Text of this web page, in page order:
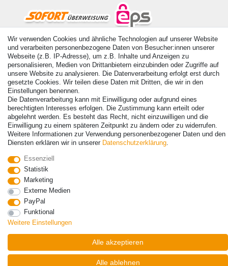
© Copyright 2026 | Alle Rechte vorbehalten. - Alle Rechte vorbehalten.
Preisangaben inkl. gesetzl. 19% MwSt. | Grundpreise siehe Artikeldetail | *Gilt für
Lieferungen nach Deutschland!
Vertrag widerrufen Kontakt
Wir verwenden Cookies und ähnliche Technologien auf unserer Website
und verarbeiten personenbezogene Daten von Besucher:innen unserer
Webseite (z.B. IP-Adresse), um z.B. Inhalte und Anzeigen zu
personalisieren, Medien von Drittanbietern einzubinden oder Zugriffe auf
unsere Website zu analysieren. Die Datenverarbeitung erfolgt erst durch
gesetzte Cookies. Wir teilen diese Daten mit Dritten, die wir in den
Einstellungen benennen.
Die Datenverarbeitung kann mit Einwilligung oder aufgrund eines
berechtigten Interesses erfolgen. Die Zustimmung kann erteilt oder
abgelehnt werden. Es besteht das Recht, nicht einzuwilligen und die
Einwilligung zu einem späteren Zeitpunkt zu ändern oder zu widerrufen.
Weitere Informationen zur Verwendung personenbezogener Daten und den
Diensten erklären wir in unserer Daten­schutz­erklärung.
Essenziell
Statistik
Marketing
Externe Medien
PayPal
Funktional
Weitere Einstellungen
Alle akzeptieren
Alle ablehnen